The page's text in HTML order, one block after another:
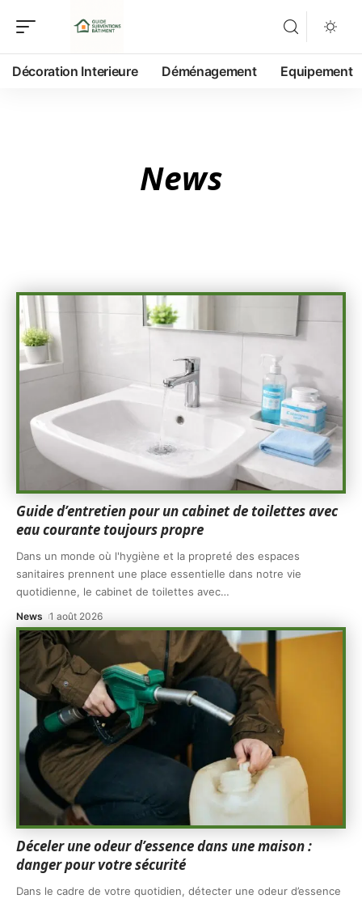
Décoration Interieure Déménagement Equipement
News
Guide d’entretien pour un cabinet de toilettes avec
eau courante toujours propre
Dans un monde où l'hygiène et la propreté des espaces
sanitaires prennent une place essentielle dans notre vie
quotidienne, le cabinet de toilettes avec…
News 1 août 2026
Déceler une odeur d’essence dans une maison :
danger pour votre sécurité
Dans le cadre de votre quotidien, détecter une odeur d’essence